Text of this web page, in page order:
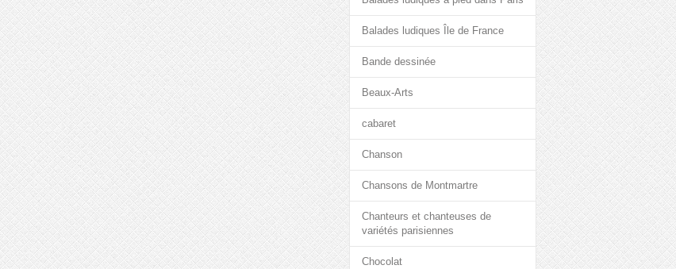
Balades ludiques Île de France
Bande dessinée
Beaux-Arts
cabaret
Chanson
Chansons de Montmartre
Chanteurs et chanteuses de
variétés parisiennes
Chocolat